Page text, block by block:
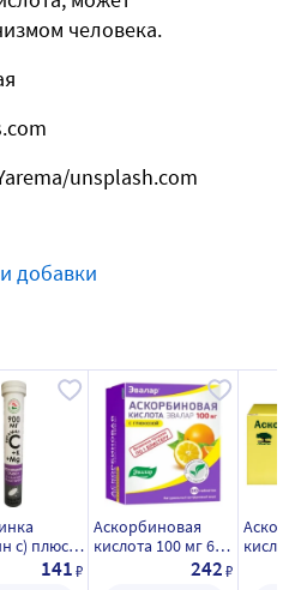
человека.
unsplash.com
добавки
с) плюс
калием и
141₽
Аскорбиновая
кислота 100 мг 60
242₽